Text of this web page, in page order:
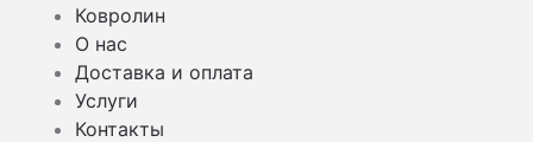
Ковролин
О нас
Доставка и оплата
Услуги
Контакты